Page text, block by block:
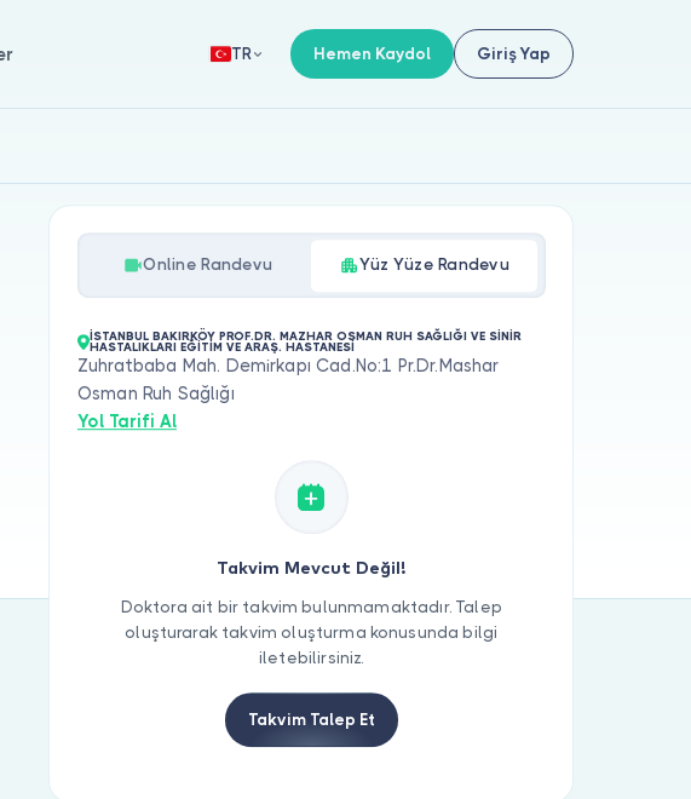
TR Hemen Kaydol Giriş Yap
Online Randevu Yüz Yüze Randevu
İSTANBUL BAKIRKÖY PROF.DR. MAZHAR OSMAN RUH SAĞLIĞI VE SİNİR
HASTALIKLARI EĞİTİM VE ARAŞ. HASTANESİ
Zuhratbaba Mah. Demirkapı Cad.No:1 Pr.Dr.Mashar
Osman Ruh Sağlığı
Yol Tarifi Al
Takvim Mevcut Değil!
Doktora ait bir takvim bulunmamaktadır. Talep
oluşturarak takvim oluşturma konusunda bilgi
iletebilirsiniz.
Takvim Talep Et